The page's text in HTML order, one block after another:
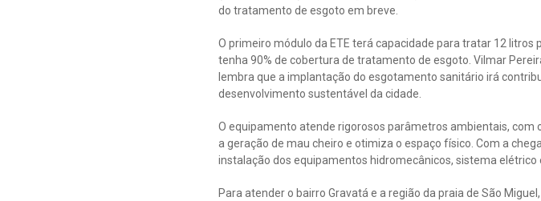
do tratamento de esgoto em breve.
O primeiro módulo da ETE terá capacidade para tratar 12 litros
tenha 90% de cobertura de tratamento de esgoto. Vilmar
lembra que a implantação do esgotamento sanitário irá
desenvolvimento sustentável da cidade.
O equipamento atende rigorosos parâmetros ambientais,
a geração de mau cheiro e otimiza o espaço físico. Com a
instalação dos equipamentos hidromecânicos, sistema elétrico
Para atender o bairro Gravatá e a região da praia de São